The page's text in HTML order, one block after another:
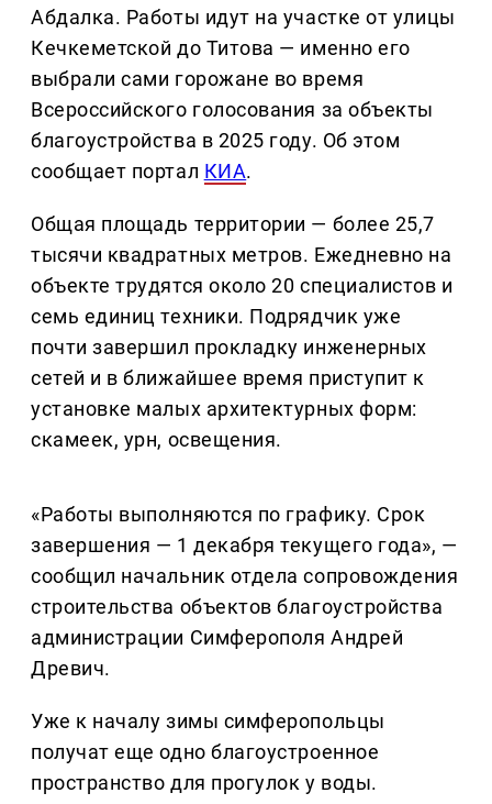
Абдалка. Работы идут на участке от улицы
Кечкеметской до Титова — именно его
выбрали сами горожане во время
Всероссийского голосования за объекты
благоустройства в 2025 году. Об этом
сообщает портал КИА.
Общая площадь территории — более 25,7
тысячи квадратных метров. Ежедневно на
объекте трудятся около 20 специалистов и
семь единиц техники. Подрядчик уже
почти завершил прокладку инженерных
сетей и в ближайшее время приступит к
установке малых архитектурных форм:
скамеек, урн, освещения.
«Работы выполняются по графику. Срок
завершения — 1 декабря текущего года», —
сообщил начальник отдела сопровождения
строительства объектов благоустройства
администрации Симферополя Андрей
Древич.
Уже к началу зимы симферопольцы
получат еще одно благоустроенное
пространство для прогулок у воды.